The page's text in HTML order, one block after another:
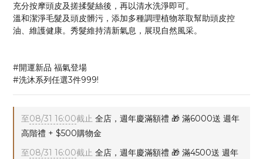
充分按摩頭皮及搓揉髮絲後，再以清水洗淨即可。
溫和潔淨毛髮及頭皮髒污，添加多種調理植物萃取幫助頭皮控
油、維護健康。秀髮維持清新氣息，展現自然風采。
#開運新品 福氣登場
#洗沐系列任選3件999!
至08/31 16:00截止 全店，週年慶滿額禮 🎁 滿6000送 週年
高階禮 + $500購物金
至08/31 16:00截止 全店，週年慶滿額禮 🎁 滿4500送 週年